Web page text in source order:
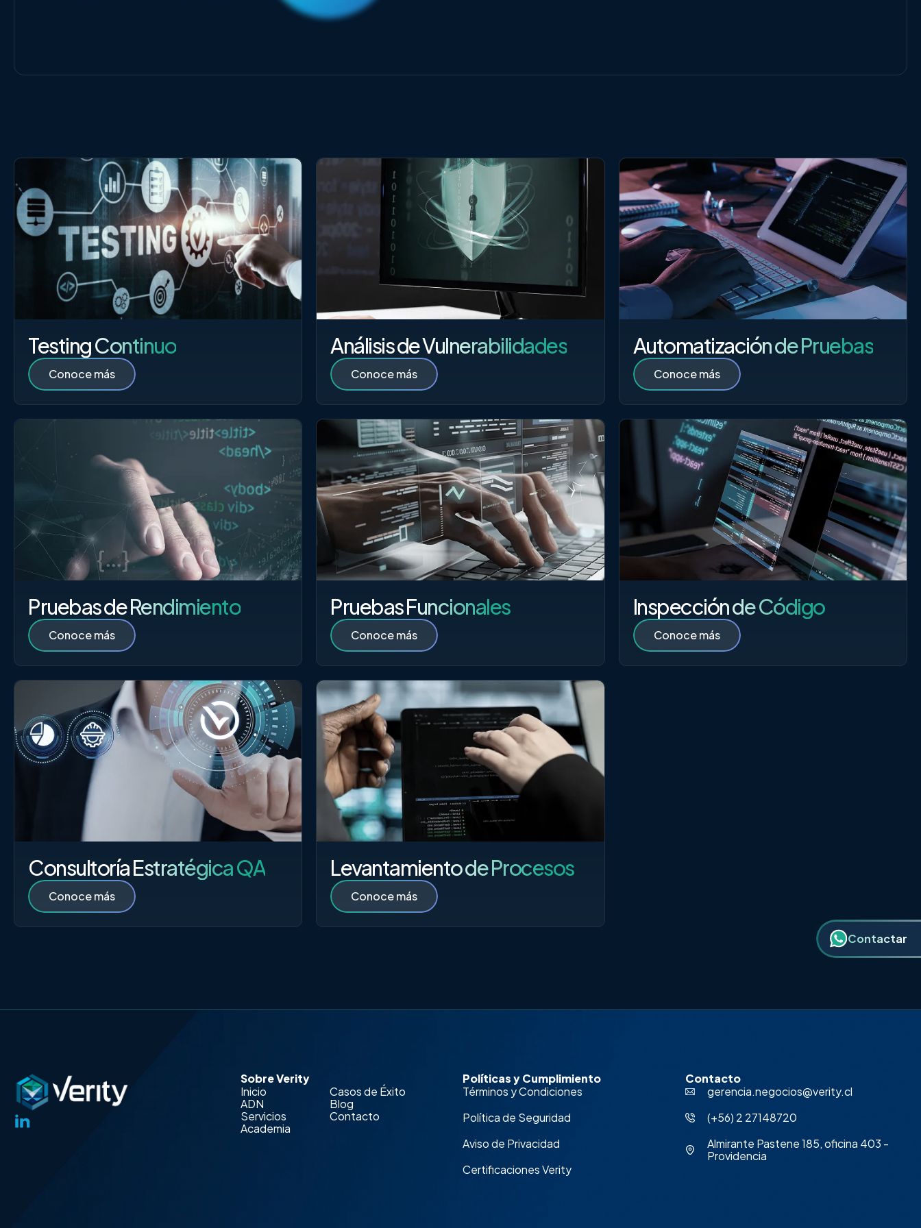
Testing Continuo
Conoce más
Análisis de Vulnerabilidades
Conoce más
Automatización de Pruebas
Conoce más
Pruebas de Rendimiento
Conoce más
Pruebas Funcionales
Conoce más
Inspección de Código
Conoce más
Consultoría Estratégica QA
Conoce más
Levantamiento de Procesos
Conoce más
Sobre Verity
Inicio
Casos de Éxito
ADN
Blog
Servicios
Contacto
Academia
Políticas y Cumplimiento
Términos y Condiciones
Política de Seguridad
Aviso de Privacidad
Certificaciones Verity
Contacto
gerencia.negocios@verity.cl
‪(+56) 2 27148720‬
Almirante Pastene 185, oficina 403 -
Providencia
Contactar